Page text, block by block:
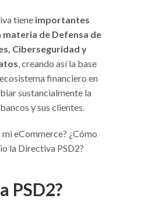
tiene importantes
materia de Defensa de
Ciberseguridad y
, creando así la base
financiero en
sustancialmente la
y sus clientes.
eCommerce? ¿Cómo
la Directiva PSD2?
PSD2?